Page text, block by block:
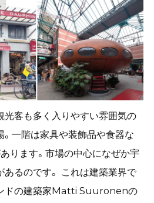
光客も多く入りやすい雰囲気の
一階は家具や装飾品や食器な
ります。市場の中心になぜか宇
るのです。 これは建築業界で
ドの建築家Matti Suuronenの